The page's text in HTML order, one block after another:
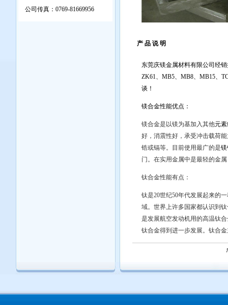
公司传真：0769-81669956
产 品 说 明
东莞庆镁金属材料有限公司经
ZK61、MB5、MB8、MB15、
谈！
镁合金性能优点：
镁合金是以镁为基加入其他元素
好，消震性好，承受冲击载荷能
锆或镉等。目前使用最广的是镁
门。在实用金属中是最轻的金
钛合金性能有点：
钛是20世纪50年代发展起来的
域。世界上许多国家都认识到
是发展航空发动机用的高温钛
钛合金得到进一步发展。钛合